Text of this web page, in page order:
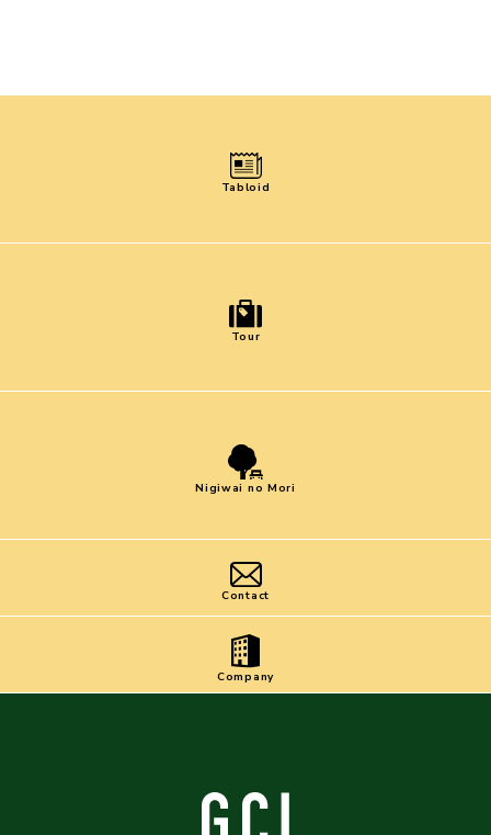
Tabloid
Tour
Nigiwai no Mori
Contact
Company